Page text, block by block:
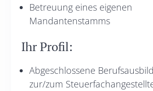
Betreuung eines eigenen
Mandantenstamms
Ihr Profil:
Abgeschlossene
zur/zum